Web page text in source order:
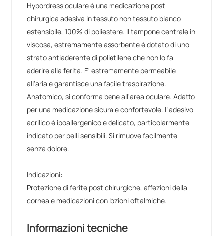
Hypordress oculare è una medicazione post
chirurgica adesiva in tessuto non tessuto bianco
estensibile, 100% di poliestere. Il tampone centrale in
viscosa, estremamente assorbente è dotato di uno
strato antiaderente di polietilene che non lo fa
aderire alla ferita. E' estremamente permeabile
all'aria e garantisce una facile traspirazione.
Anatomico, si conforma bene all'area oculare. Adatto
per una medicazione sicura e confortevole. L'adesivo
acrilico è ipoallergenico e delicato, particolarmente
indicato per pelli sensibili. Si rimuove facilmente
senza dolore.
Indicazioni:
Protezione di ferite post chirurgiche, affezioni della
cornea e medicazioni con lozioni oftalmiche.
Informazioni tecniche